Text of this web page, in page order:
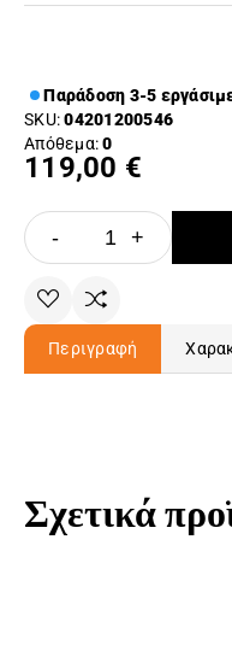
Παράδοση 3-5
SKU:04201200546
Απόθεμα:0
119,00 €
- +
Περιγραφή
Σχετικά